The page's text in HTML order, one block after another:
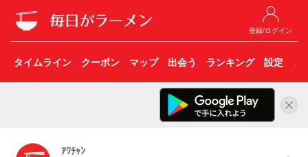
登録/ログイン
タイムライン クーポン マップ 出会う ランキング 設定 こ
ｱﾜﾁｬﾝ